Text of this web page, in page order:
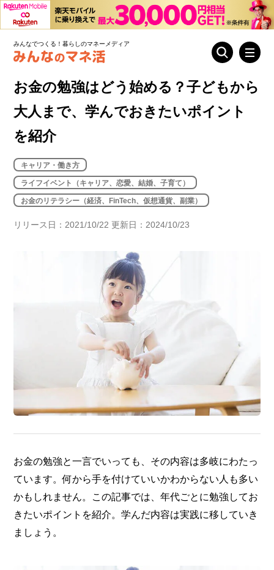
みんなでつくる！暮らしのマネーメディア
お金の勉強はどう始める？子どもから
大人まで、学んでおきたいポイント
を紹介
キャリア・働き方
ライフイベント（キャリア、恋愛、結婚、子育て）
お金のリテラシー（経済、FinTech、仮想通貨、副業）
リリース日：2021/10/22 更新日：2024/10/23
お金の勉強と一言でいっても、その内容は多岐にわたっ
ています。何から手を付けていいかわからない人も多い
かもしれません。この記事では、年代ごとに勉強してお
きたいポイントを紹介。学んだ内容は実践に移していき
ましょう。